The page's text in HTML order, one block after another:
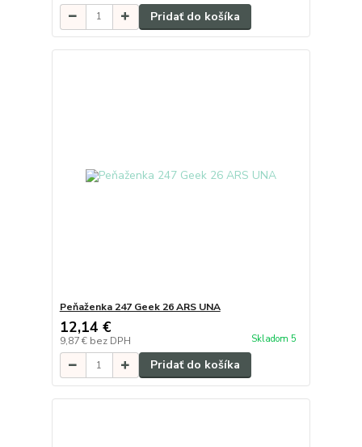
Pridať do košíka
Peňaženka 247 Geek 26 ARS UNA
12,14 €
9,87 € bez DPH Skladom 5
Pridať do košíka